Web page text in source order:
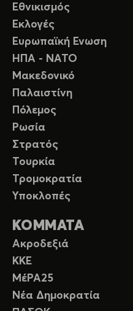
Εθνικισμός
Εκλογές
Ευρωπαϊκή Ενωση
ΗΠΑ - ΝΑΤΟ
Μακεδονικό
Παλαιστίνη
Πόλεμος
Ρωσία
Στρατός
Τουρκία
Τρομοκρατία
Υποκλοπές
ΚΟΜΜΑΤΑ
Ακροδεξιά
ΚΚΕ
ΜέΡΑ25
Νέα Δημοκρατία